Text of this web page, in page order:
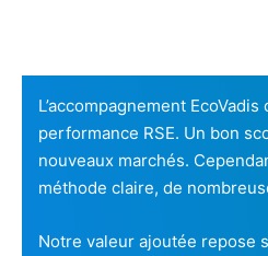
L’accompagnement
performance RSE. Un bon
nouveaux marchés.
méthode claire, de
Notre valeur ajoutée repose